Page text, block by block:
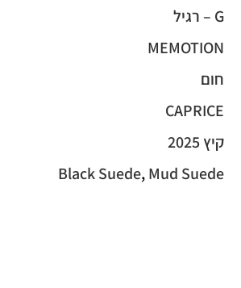
G – רגיל
MEMOTION
חום
CAPRICE
קיץ 2025
Black Suede,Mud Suede